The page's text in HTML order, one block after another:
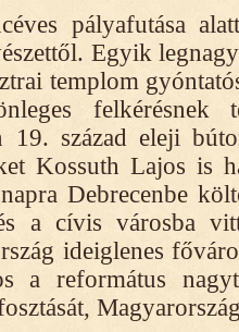
pályafutása
Egyik
templom
felkérésnek
19. század eleji
Kossuth Lajos is
Debrecenbe
a cívis városba
ideiglenes
a református